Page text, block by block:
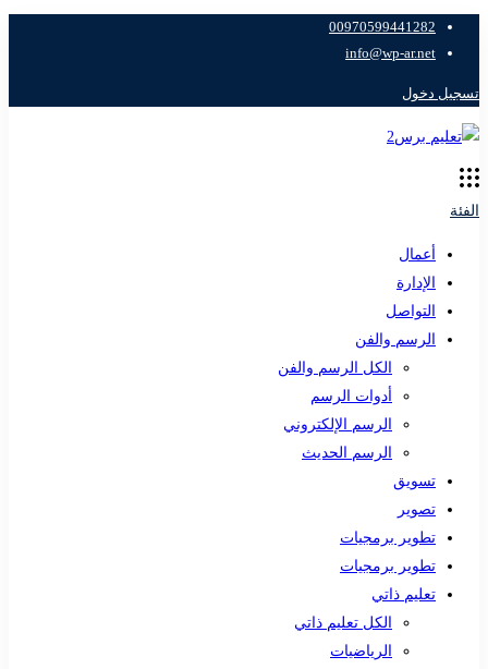
00970599441282
info@wp-ar.net
تسجيل دخول
الفئة
أعمال
الإدارة
التواصل
الرسم والفن
الكل الرسم والفن
أدوات الرسم
الرسم الإلكتروني
الرسم الحديث
تسويق
تصوير
تطوير برمجيات
تطوير برمجيات
تعليم ذاتي
الكل تعليم ذاتي
الرياضيات